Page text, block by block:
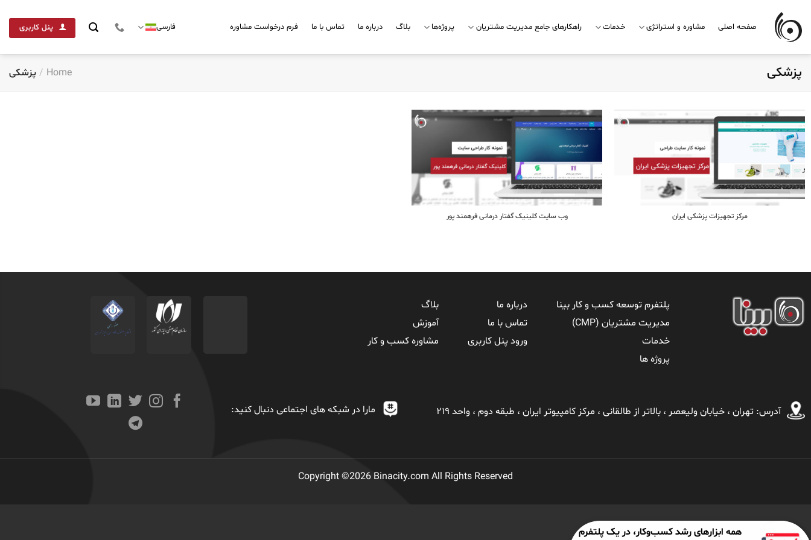
content
صفحه اصلی مشاوره و استراتژی خدمات راهکارهای جامع مدیریت مشتریان پروژه‌ها بلاگ درباره ما تماس با ما فرم درخواست مشاوره فارسی پنل کاربری
پزشکی Home
/ پزشکی
مرکز تجهیزات پزشکی ایران وب سایت کلینیک گفتار درمانی فرهمند پور
پلتفرم توسعه کسب و کار بینا
مدیریت مشتریان (CMP)
خدمات
پروژه ها
درباره ما
تماس با ما
ورود پنل کاربری
بلاگ
آموزش
مشاوره کسب و کار
آدرس: تهران ، خيابان ولیعصر ، بالاتر از طالقانی ، مركز كامپیوتر ايران ، طبقه دوم ، واحد ٢١٩ مارا در شبکه های اجتماعی دنبال کنید:
Copyright ©2026 Binacity.com All Rights Reserved
همه ابزارهای رشد کسب‌وکار، در یک پلتفرم